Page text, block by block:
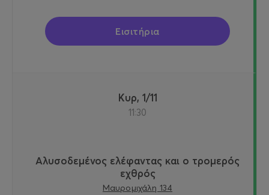
Εισιτήρια
Κυρ, 1/11
11:30
Αλυσοδεμένος ελέφαντας και ο τρομερός
εχθρός
Μαυρομιχάλη 134